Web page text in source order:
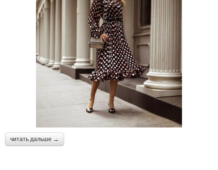
читать дальше →